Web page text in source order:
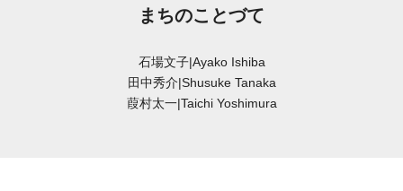
まちのことづて
石場文子|Ayako Ishiba
田中秀介|Shusuke Tanaka
葭村太一|Taichi Yoshimura